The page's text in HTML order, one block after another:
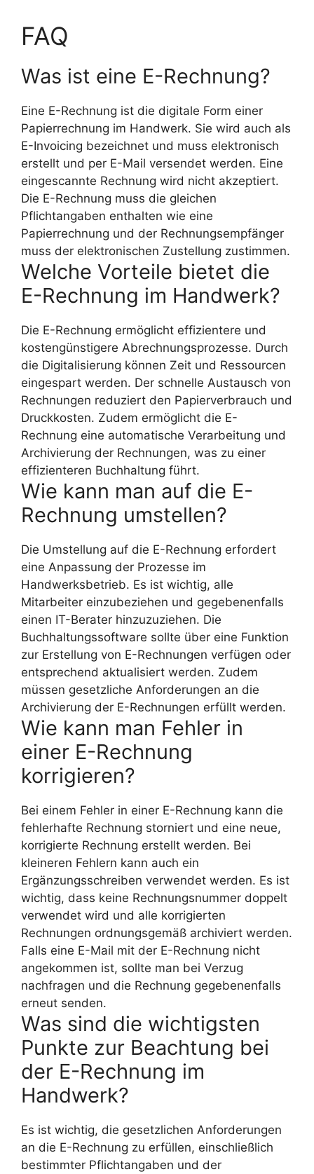
FAQ
Was ist eine E-Rechnung?
Eine E-Rechnung ist die digitale Form einer
Papierrechnung im Handwerk. Sie wird auch als
E-Invoicing bezeichnet und muss elektronisch
erstellt und per E-Mail versendet werden. Eine
eingescannte Rechnung wird nicht akzeptiert.
Die E-Rechnung muss die gleichen
Pflichtangaben enthalten wie eine
Papierrechnung und der Rechnungsempfänger
muss der elektronischen Zustellung zustimmen.
Welche Vorteile bietet die
E-Rechnung im Handwerk?
Die E-Rechnung ermöglicht effizientere und
kostengünstigere Abrechnungsprozesse. Durch
die Digitalisierung können Zeit und Ressourcen
eingespart werden. Der schnelle Austausch von
Rechnungen reduziert den Papierverbrauch und
Druckkosten. Zudem ermöglicht die E-
Rechnung eine automatische Verarbeitung und
Archivierung der Rechnungen, was zu einer
effizienteren Buchhaltung führt.
Wie kann man auf die E-
Rechnung umstellen?
Die Umstellung auf die E-Rechnung erfordert
eine Anpassung der Prozesse im
Handwerksbetrieb. Es ist wichtig, alle
Mitarbeiter einzubeziehen und gegebenenfalls
einen IT-Berater hinzuzuziehen. Die
Buchhaltungssoftware sollte über eine Funktion
zur Erstellung von E-Rechnungen verfügen oder
entsprechend aktualisiert werden. Zudem
müssen gesetzliche Anforderungen an die
Archivierung der E-Rechnungen erfüllt werden.
Wie kann man Fehler in
einer E-Rechnung
korrigieren?
Bei einem Fehler in einer E-Rechnung kann die
fehlerhafte Rechnung storniert und eine neue,
korrigierte Rechnung erstellt werden. Bei
kleineren Fehlern kann auch ein
Ergänzungsschreiben verwendet werden. Es ist
wichtig, dass keine Rechnungsnummer doppelt
verwendet wird und alle korrigierten
Rechnungen ordnungsgemäß archiviert werden.
Falls eine E-Mail mit der E-Rechnung nicht
angekommen ist, sollte man bei Verzug
nachfragen und die Rechnung gegebenenfalls
erneut senden.
Was sind die wichtigsten
Punkte zur Beachtung bei
der E-Rechnung im
Handwerk?
Es ist wichtig, die gesetzlichen Anforderungen
an die E-Rechnung zu erfüllen, einschließlich
bestimmter Pflichtangaben und der